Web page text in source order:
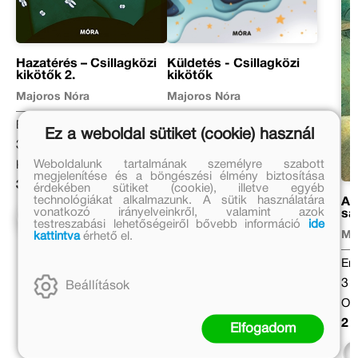
Hazatérés – Csillagközi
kikötők 2.
Majoros Nóra
Eredeti ár:
3 999 Ft
Kötött ár:
3 599 Ft
Kosárba
Küldetés - Csillagközi
kikötők
Majoros Nóra
Eredeti ár:
3 999 Ft
Kötött ár:
3 599 Ft
Kosárba
A
3
2
Ez a weboldal sütiket (cookie) használ
Weboldalunk tartalmának személyre szabott
megjelenítése és a böngészési élmény biztosítása
érdekében sütiket (cookie), illetve egyéb
technológiákat alkalmazunk. A sütik használatára
vonatkozó irányelveinkről, valamint azok
testreszabási lehetőségeiről bővebb információ
ide
kattintvaérhető el.
Beállítások
Elfogadom